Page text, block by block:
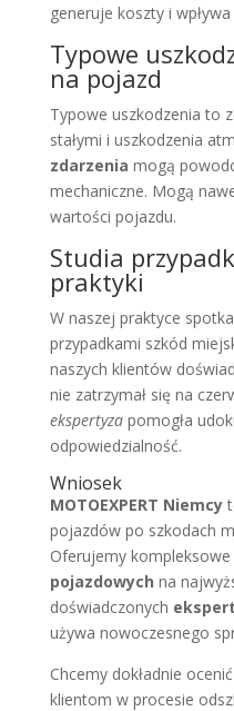
generuje koszty i
Typowe
na pojazd
Typowe uszkodzenia to
stałymi i uszkodzenia
zdarzenia mogą
mechaniczne. Mogą
wartości pojazdu.
Studia
praktyki
W naszej praktyce
przypadkami szkód
naszych klientów
nie zatrzymał się na
ekspertyzapomogła
odpowiedzialność.
Wniosek
MOTOEXPERT Niemcy
pojazdów po szkodach
Oferujemy kompleksowe
pojazdowych na
doświadczonych
używa nowoczesnego
Chcemy dokładnie
klientom w procesie